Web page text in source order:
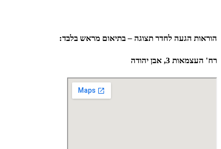
הוראות הגעה לחדר תצוגה – בתיאום מראש בלבד:
רח' העצמאות 3, אבן יהודה